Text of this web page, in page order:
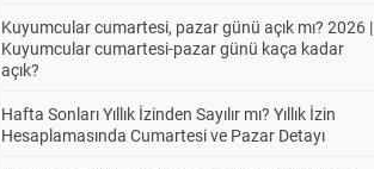
Kuyumcular cumartesi, pazar günü açık mı? 2026 |
Kuyumcular cumartesi-pazar günü kaça kadar
açık?
Hafta Sonları Yıllık İzinden Sayılır mı? Yıllık İzin
Hesaplamasında Cumartesi ve Pazar Detayı